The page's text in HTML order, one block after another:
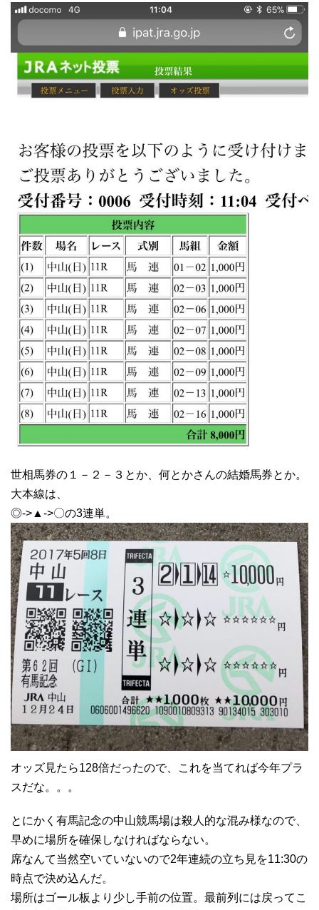
世相馬券の１－２－３とか、何とかさんの結婚馬券とか。
大本線は、
◎->▲->〇の3連単。
オッズ見たら128倍だったので、これを当てれば今年プラ
スだな。。。
とにかく有馬記念の中山競馬場は殺人的な混み様なので、
早めに場所を確保しなければならない。
席なんて当然空いていないので2年連続の立ち見を11:30の
時点で決め込んだ。
場所はゴール板より少し手前の位置。最前列には戻ってこ